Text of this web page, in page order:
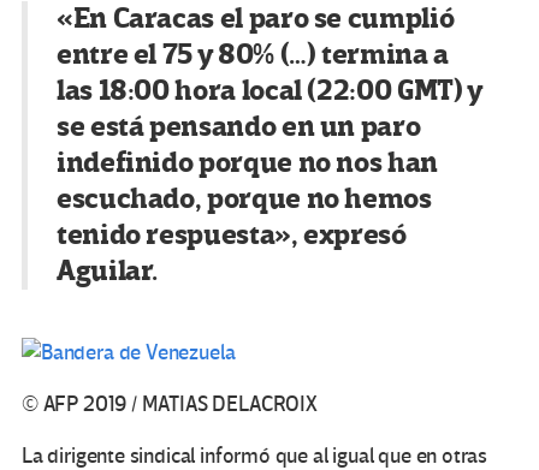
«En Caracas el paro se cumplió
entre el 75 y 80% (…) termina a
las 18:00 hora local (22:00 GMT) y
se está pensando en un paro
indefinido porque no nos han
escuchado, porque no hemos
tenido respuesta», expresó
Aguilar.
© AFP 2019 / MATIAS DELACROIX
La dirigente sindical informó que al igual que en otras